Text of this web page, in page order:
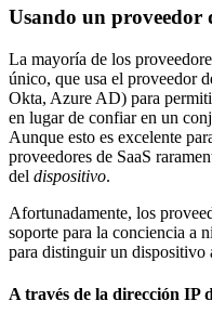
Usando un proveedor
La mayoría de los
único, que usa el proveedor
Okta, Azure AD) para
en lugar de confiar en un
Aunque esto es excelente
proveedores de SaaS
del dispositivo.
Afortunadamente, los
soporte para la conciencia a
para distinguir un dispositivo
A través de la dirección IP